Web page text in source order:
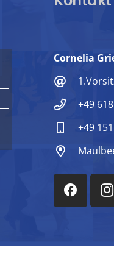
Cornelia
+49
+49